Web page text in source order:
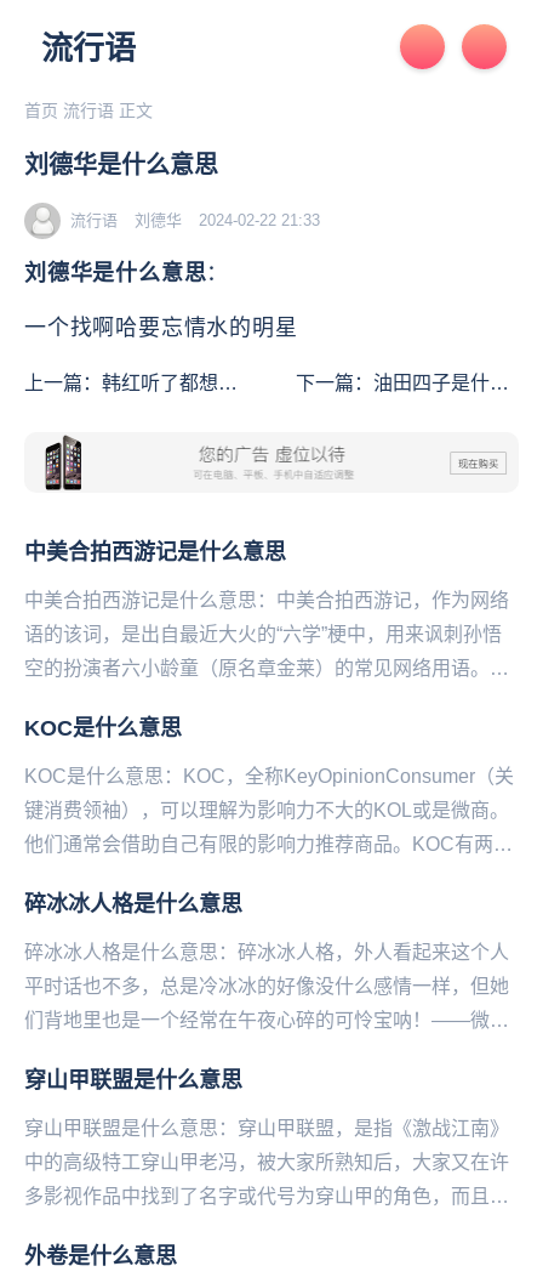
流行语
首页 流行语 正文
刘德华是什么意思
流行语 刘德华 2024-02-22 21:33
刘德华是什么意思：
一个找啊哈要忘情水的明星
上一篇： 韩红听了都想打
下一篇： 油田四子是什么
中美合拍西游记是什么意思
中美合拍西游记是什么意思：中美合拍西游记，作为网络
语的该词，是出自最近大火的“六学”梗中，用来讽刺孙悟
空的扮演者六小龄童（原名章金莱）的常见网络用语。而
KOC是什么意思
KOC是什么意思：KOC，全称KeyOpinionConsumer（关
键消费领袖），可以理解为影响力不大的KOL或是微商。
他们通常会借助自己有限的影响力推荐商品。KOC有两大
碎冰冰人格是什么意思
碎冰冰人格是什么意思：碎冰冰人格，外人看起来这个人
平时话也不多，总是冷冰冰的好像没什么感情一样，但她
们背地里也是一个经常在午夜心碎的可怜宝呐！——微博
穿山甲联盟是什么意思
穿山甲联盟是什么意思：穿山甲联盟，是指《激战江南》
中的高级特工穿山甲老冯，被大家所熟知后，大家又在许
多影视作品中找到了名字或代号为穿山甲的角色，而且这
外卷是什么意思